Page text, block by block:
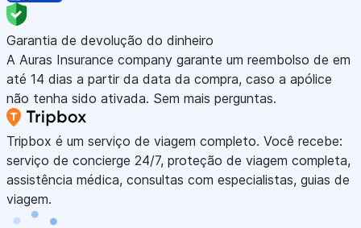
Garantia de devolução do dinheiro
A Auras Insurance company garante um reembolso de em
até 14 dias a partir da data da compra, caso a apólice
não tenha sido ativada. Sem mais perguntas.
Tripbox é um serviço de viagem completo. Você recebe:
serviço de concierge 24/7, proteção de viagem completa,
assistência médica, consultas com especialistas, guias de
viagem.